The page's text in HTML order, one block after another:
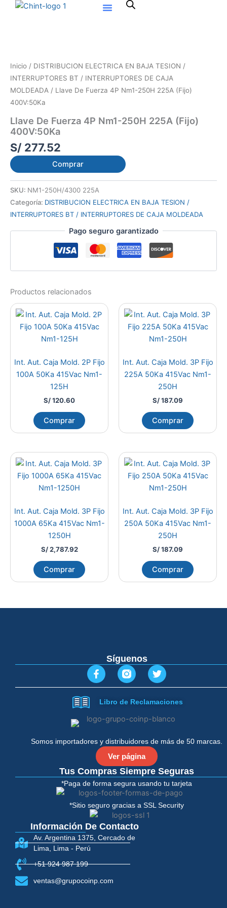
Inicio / DISTRIBUCION ELECTRICA EN BAJA TESION /
INTERRUPTORES BT / INTERRUPTORES DE CAJA
MOLDEADA / Llave De Fuerza 4P Nm1-250H 225A (Fijo)
400V:50Ka
Llave De Fuerza 4P Nm1-250H 225A (Fijo)
400V:50Ka
S/ 277.52
Comprar
SKU: NM1-250H/4300 225A
Categoría: DISTRIBUCION ELECTRICA EN BAJA TESION /
INTERRUPTORES BT / INTERRUPTORES DE CAJA MOLDEADA
Pago seguro garantizado
Productos relacionados
Int. Aut. Caja Mold. 2P Fijo
100A 50Ka 415Vac Nm1-
125H
S/120.60
Comprar
Int. Aut. Caja Mold. 3P Fijo
225A 50Ka 415Vac Nm1-
250H
S/187.09
Comprar
Int. Aut. Caja Mold. 3P Fijo
1000A 65Ka 415Vac Nm1-
1250H
S/2,787.92
Comprar
Int. Aut. Caja Mold. 3P Fijo
250A 50Ka 415Vac Nm1-
250H
S/187.09
Comprar
Somos importadores y distribuidores de más de 50 marcas.
Ver página
Tus Compras Siempre Seguras
*Paga de forma segura usando tu tarjeta
*Sitio seguro gracias a SSL Security
Información De Contacto
Av. Argentina 1375, Cercado de
Lima, Lima - Perú
+51 924 987 199
ventas@grupocoinp.com
Síguenos
F
a
c
b
o
-
f
T
w
i
t
e
r
Libro de Reclamaciones